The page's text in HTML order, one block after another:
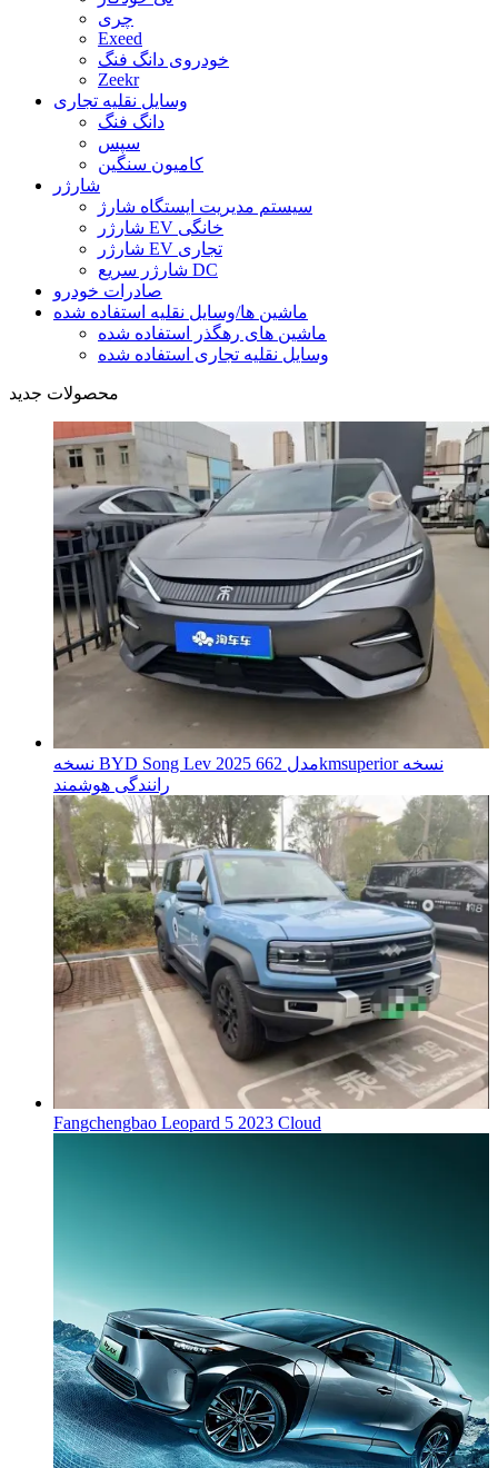
چری
Exeed
خودروی دانگ فنگ
Zeekr
وسایل نقلیه تجاری
دانگ فنگ
سپس
کامیون سنگین
شارژر
سیستم مدیریت ایستگاه شارژ
شارژر EV خانگی
شارژر EV تجاری
شارژر سریع DC
صادرات خودرو
ماشین ها/وسایل نقلیه استفاده شده
ماشین های رهگذر استفاده شده
وسایل نقلیه تجاری استفاده شده
محصولات جدید
نسخه BYD Song Lev 2025 مدل 662kmsuperior نسخه
رانندگی هوشمند
Fangchengbao Leopard 5 2023 Cloud